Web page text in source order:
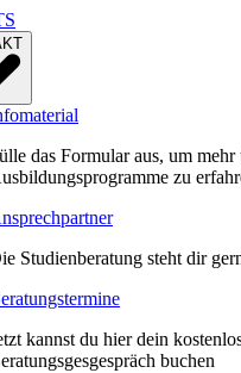
das Formular aus, um mehr
zu
Studienberatung steht dir
kannst du hier dein
buchen